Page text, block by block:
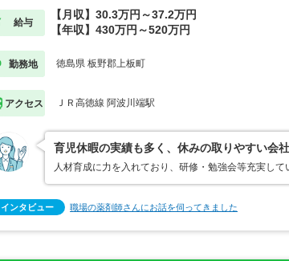
給与
【月収】30.3万円～37.2万円
【年収】430万円～520万円
勤務地 徳島県 板野郡上板町
アクセス ＪＲ高徳線 阿波川端駅
育児休暇の実績も多く、休みの取りやすい会社
人材育成に力を入れており、研修・勉強会等充実し
インタビュー 職場の薬剤師さんにお話を伺ってきました